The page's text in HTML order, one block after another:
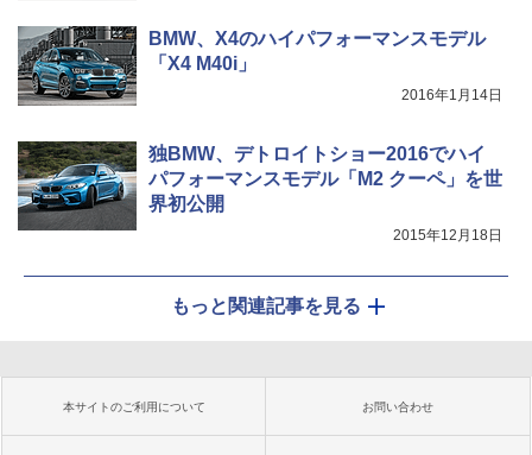
BMW、X4のハイパフォーマンスモデル
「X4 M40i」
2016年1月14日
独BMW、デトロイトショー2016でハイ
パフォーマンスモデル「M2 クーペ」を世
界初公開
2015年12月18日
もっと関連記事を見る
本サイトのご利用について お問い合わせ